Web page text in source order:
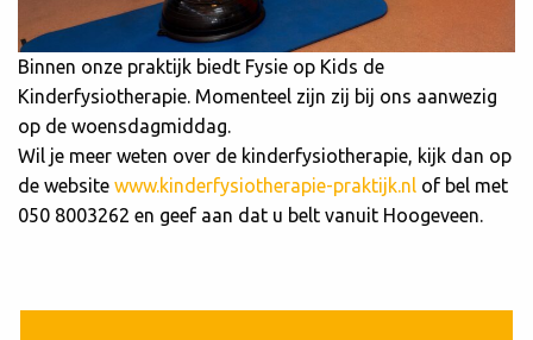
Binnen onze praktijk biedt Fysie op Kids de
Kinderfysiotherapie. Momenteel zijn zij bij ons aanwezig
op de woensdagmiddag.
Wil je meer weten over de kinderfysiotherapie, kijk dan op
de website www.kinderfysiotherapie-praktijk.nl of bel met
050 8003262 en geef aan dat u belt vanuit Hoogeveen.